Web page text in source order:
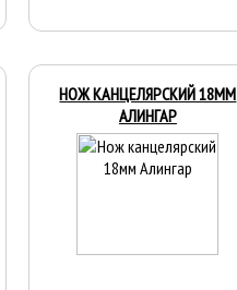
НОЖ КАНЦЕЛЯРСКИЙ 18ММ
АЛИНГАР